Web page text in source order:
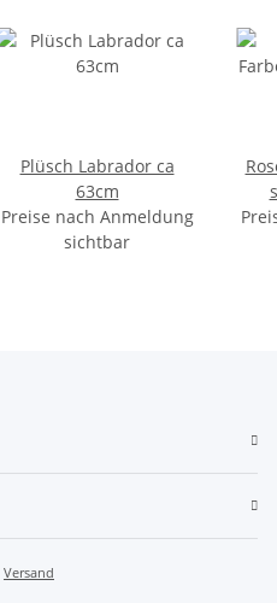
Plüsch Labrador ca
63cm
Preise nach Anmeldung
sichtbar
Versand